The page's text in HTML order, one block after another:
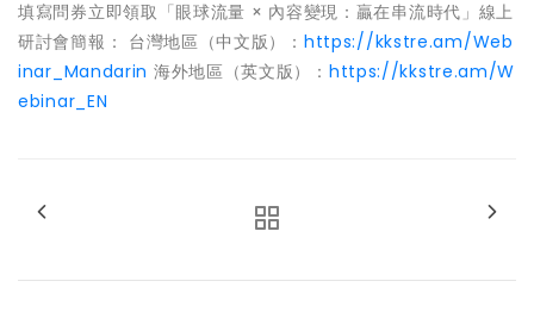
填寫問券立即領取「眼球流量 × 內容變現：贏在串流時代」線上
研討會簡報： 台灣地區（中文版）： https://kkstre.am/Web
inar_Mandarin 海外地區（英文版）： https://kkstre.am/W
ebinar_EN